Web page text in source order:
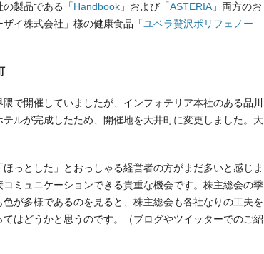
製品である「Handbook 」および「ASTERIA 」両方のお
イ株式会社」様の健康食品「ユベラ贅沢ポリフェノー
で開催していましたが、インフォテリア本社のある品川
ルが完成したため、開催地を大井町に変更しました。大
っとした」とおっしゃる経営者の方がまだ多いと感じま
ミュニケーションできる貴重な機会です。株主総会の季
が多様であるのを見ると、株主総会も各社なりの工夫を
はどうかと思うのです。（ブログやツイッターでのご紹